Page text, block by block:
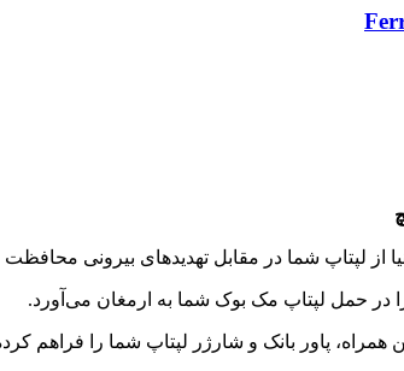
از لپتاپ شما در مقابل تهدیدهای بیرونی
حمل لپتاپ مک‌ بوک شما به ارمغان می‌آورد.
پاور بانک و شارژر لپتاپ شما را فراهم